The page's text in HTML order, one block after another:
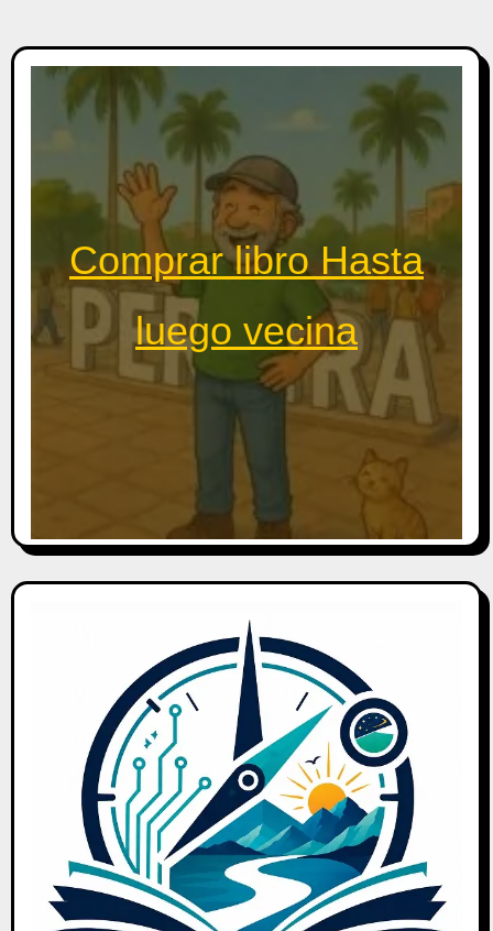
Comprar libro Hasta
luego vecina